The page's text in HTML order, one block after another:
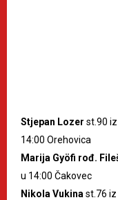
Stjepan Lozer st.90
14:00 Orehovica
Marija Gyöfi rođ.
u 14:00 Čakovec
Nikola Vukina st.76 iz